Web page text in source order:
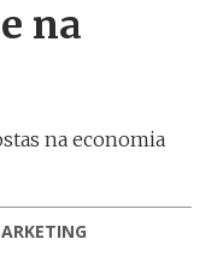
na
na economia